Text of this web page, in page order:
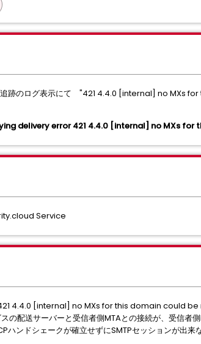
追跡のログ表示にて "421 4.4.0 [internal] no
delivery error 421 4.4.0 [internal] no MXs
Service
4.4.0 [internal] no MXs for this domain could be
配送サーバーと受信者側MTAとの接続が、受信者
ハンドシェークが確立せずにSMTPセッションが出来